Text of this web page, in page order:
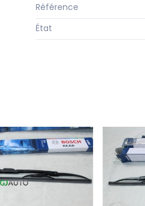
Référence
État